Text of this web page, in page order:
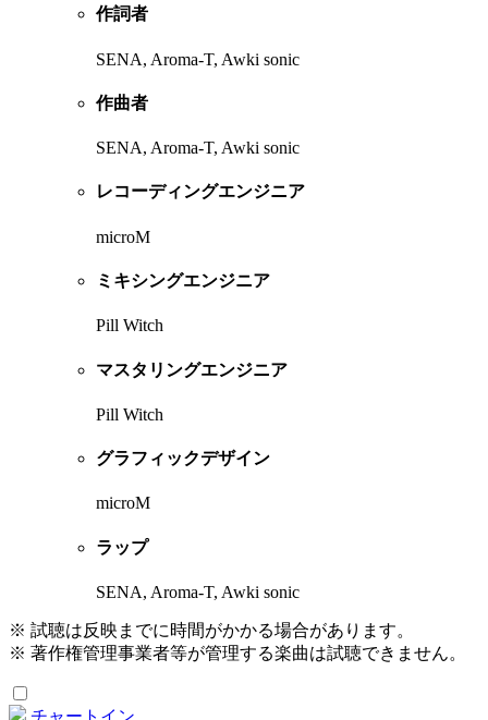
作詞者
SENA, Aroma-T, Awki sonic
作曲者
SENA, Aroma-T, Awki sonic
レコーディングエンジニア
microM
ミキシングエンジニア
Pill Witch
マスタリングエンジニア
Pill Witch
グラフィックデザイン
microM
ラップ
SENA, Aroma-T, Awki sonic
※ 試聴は反映までに時間がかかる場合があります。
※ 著作権管理事業者等が管理する楽曲は試聴できません。
チャートイン